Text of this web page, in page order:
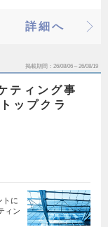
詳細へ
掲載期間 26/08/06～26/08/19
ティング事
ップクラ
トに
ィン